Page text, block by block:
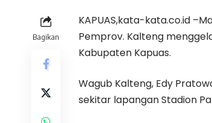
Bagikan
KAPUAS,kata-kata.co.id
Pemprov. Kalteng
Kabupaten Kapuas.
Wagub Kalteng, Edy
sekitar lapangan Stadion